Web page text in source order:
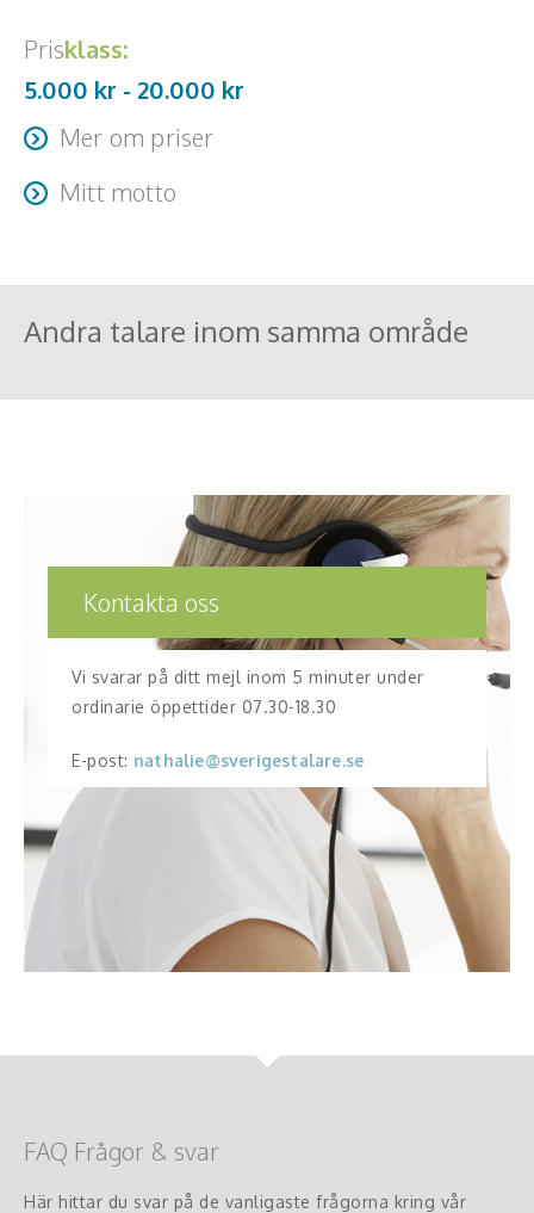
Prisklass:
5.000 kr - 20.000 kr
Mer om priser
Resa + logi tillkommer
Mitt motto
Andra talare inom samma område
Kontakta oss
Vi svarar på ditt mejl inom 5 minuter under
ordinarie öppettider 07.30-18.30
E-post: nathalie@sverigestalare.se
FAQ Frågor & svar
Här hittar du svar på de vanligaste frågorna kring vår